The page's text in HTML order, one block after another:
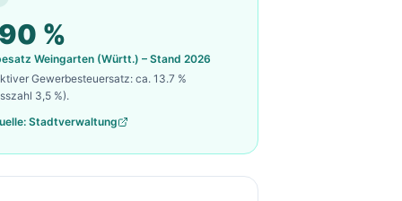
%
Weingarten (Württ.) – Stand 2026
Gewerbesteuersatz: ca.13.7 %
3,5 %).
Stadtverwaltung